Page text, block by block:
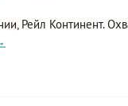
Рейл Континент.